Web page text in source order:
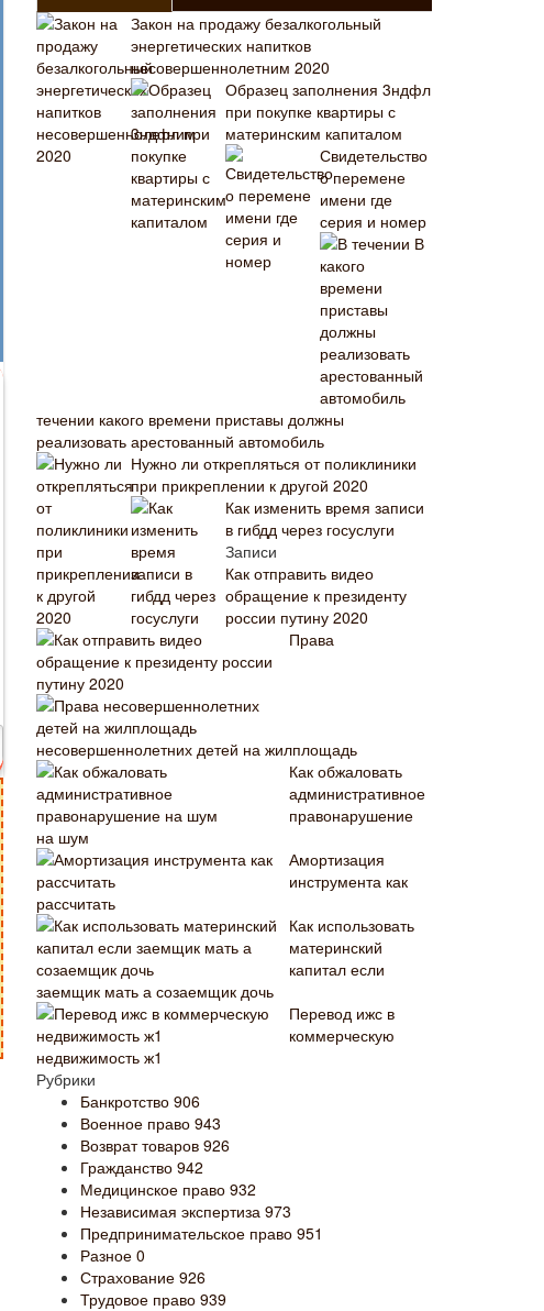
Закон на продажу безалкогольный
энергетических напитков
несовершеннолетним 2020
Образец заполнения 3ндфл
при покупке квартиры с
материнским капиталом
Свидетельство
о перемене
имени где
серия и номер
В
течении какого времени приставы должны
реализовать арестованный автомобиль
Нужно ли открепляться от поликлиники
при прикреплении к другой 2020
Как изменить время записи
в гибдд через госуслуги
Записи
Как отправить видео
обращение к президенту
россии путину 2020
Права
несовершеннолетних детей на жилплощадь
Как обжаловать
административное
правонарушение
на шум
Амортизация
инструмента как
рассчитать
Как использовать
материнский
капитал если
заемщик мать а созаемщик дочь
Перевод ижс в
коммерческую
недвижимость ж1
Рубрики
Банкротство 906
Военное право 943
Возврат товаров 926
Гражданство 942
Медицинское право 932
Независимая экспертиза 973
Предпринимательское право 951
Разное 0
Страхование 926
Трудовое право 939